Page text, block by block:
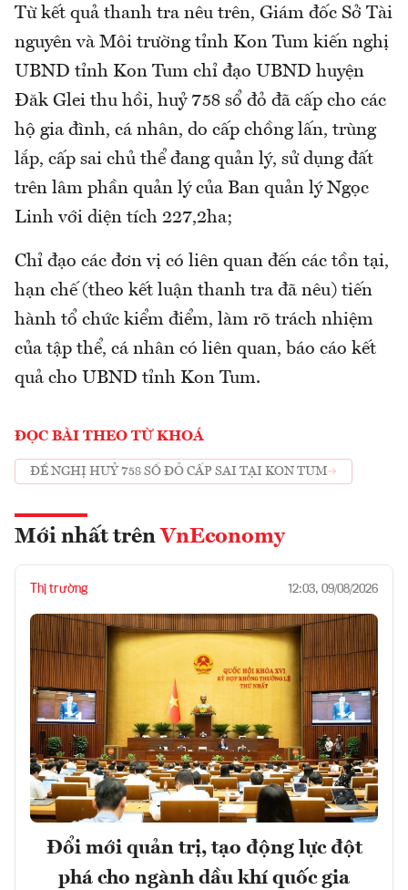
Từ kết quả thanh tra nêu trên, Giám đốc Sở Tài
nguyên và Môi trường tỉnh Kon Tum kiến nghị
UBND tỉnh Kon Tum chỉ đạo UBND huyện
Đăk Glei thu hồi, huỷ 758 sổ đỏ đã cấp cho các
hộ gia đình, cá nhân, do cấp chồng lấn, trùng
lắp, cấp sai chủ thể đang quản lý, sử dụng đất
trên lâm phần quản lý của Ban quản lý Ngọc
Linh với diện tích 227,2ha;
Chỉ đạo các đơn vị có liên quan đến các tồn tại,
hạn chế (theo kết luận thanh tra đã nêu) tiến
hành tổ chức kiểm điểm, làm rõ trách nhiệm
của tập thể, cá nhân có liên quan, báo cáo kết
quả cho UBND tỉnh Kon Tum.
ĐỌC BÀI THEO TỪ KHOÁ
ĐỀ NGHỊ HUỶ 758 SỔ ĐỎ CẤP SAI TẠI KON TUM
Mới nhất trên VnEconomy
Thị trường 12:03, 09/08/2026
Đổi mới quản trị, tạo động lực đột
phá cho ngành dầu khí quốc gia